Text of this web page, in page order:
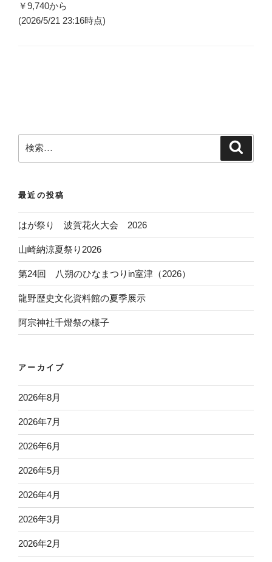
￥9,740から
(2026/5/21 23:16時点)
最近の投稿
はが祭り 波賀花火大会 2026
山崎納涼夏祭り2026
第24回 八朔のひなまつりin室津（2026）
龍野歴史文化資料館の夏季展示
阿宗神社千燈祭の様子
アーカイブ
2026年8月
2026年7月
2026年6月
2026年5月
2026年4月
2026年3月
2026年2月